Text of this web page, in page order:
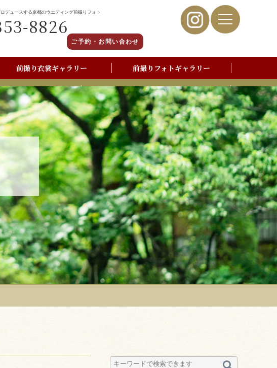
デュースする京都のウエディング前撮りフォト
8826
ご予約・お問い合わせ
前撮り衣裳ギャラリー 前撮りフォトギャラリー
苑店舗情報 写真撮影よくあるご質問